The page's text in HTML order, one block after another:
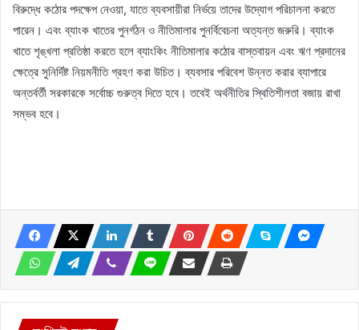
বিরুদ্ধে কঠোর পদক্ষেপ নেওয়া, যাতে ব্যবসায়ীরা নির্ভয়ে তাদের উদ্যোগ পরিচালনা করতে
পারেন। এবং ব্যাংক খাতের পুনর্গঠন ও নীতিমালার পুনর্বিবেচনা অত্যন্ত জরুরি। ব্যাংক
খাতে শৃঙ্খলা প্রতিষ্ঠা করতে হলে ব্যাংকিং নীতিমালার কঠোর বাস্তবায়ন এবং ঋণ প্রদানের
ক্ষেত্রে সুনির্দিষ্ট নিয়মনীতি গ্রহণ করা উচিত। ব্যবসার পরিবেশ উন্নত করার ব্যাপারে
অন্তর্বর্তী সরকারকে সর্বোচ্চ গুরুত্ব দিতে হবে। তবেই অর্থনীতির স্থিতিশীলতা বজায় রাখা
সম্ভব হবে।